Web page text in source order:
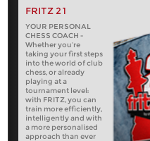
FRITZ 21
YOUR PERSONAL
CHESS COACH -
Whether you’re
taking your first steps
into the world of club
chess, or already
playing at a
tournament level:
with FRITZ, you can
train more efficiently,
intelligently and with
a more personalised
approach than ever